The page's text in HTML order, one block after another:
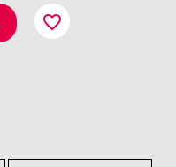
favorite_border